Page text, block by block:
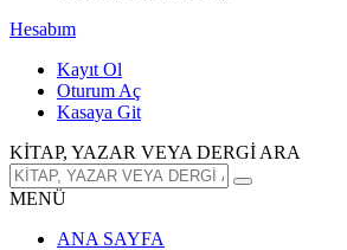
Hesabım
Kayıt Ol
Oturum Aç
Kasaya Git
KİTAP, YAZAR VEYA DERGİ ARA
MENÜ
ANA SAYFA